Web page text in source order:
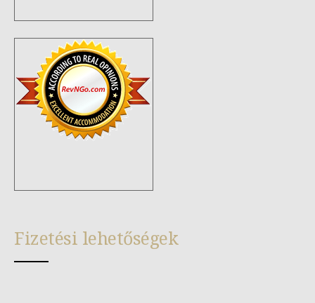
Fizetési lehetőségek